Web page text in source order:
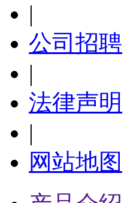
|
公司招聘
|
法律声明
|
网站地图